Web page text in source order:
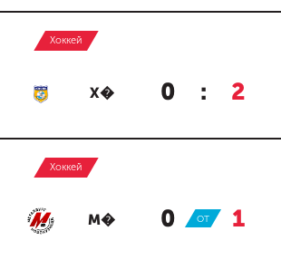
Хоккей
Х� 0 : 2
Хоккей
М� 0 : 1
ОТ